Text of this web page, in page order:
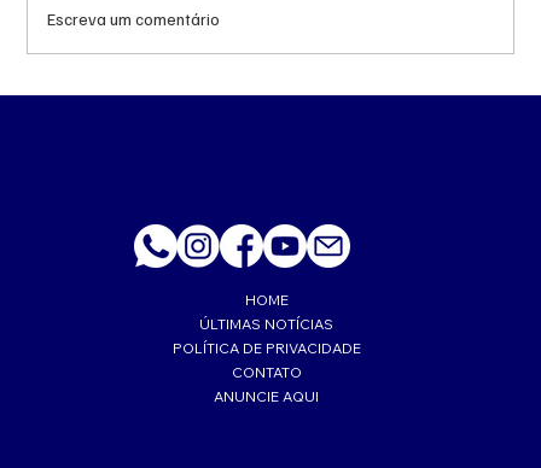
Escreva um comentário
HOME
ÚLTIMAS NOTÍCIAS
POLÍTICA DE PRIVACIDADE
CONTATO
ANUNCIE AQUI